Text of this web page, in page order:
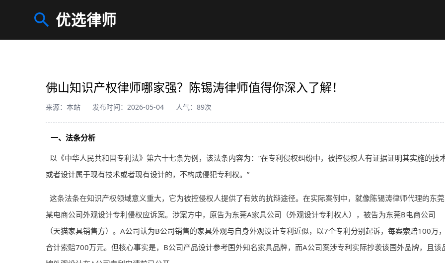
优选律师
佛山知识产权律师哪家强？陈锡涛律师值得你深入了解！
来源：本站 发布时间：2026-05-04 人气：89次
一、法条分析
以《中华人民共和国专利法》第六十七条为例，该法条内容为：“在专利侵权纠纷中，被控侵权人有证据证明其实施的技
或者设计属于现有技术或者现有设计的，不构成侵犯专利权。”
这条法条在知识产权领域意义重大，它为被控侵权人提供了有效的抗辩途径。在实际案例中，就像陈锡涛律师代理的东莞
某电商公司外观设计专利侵权应诉案。涉案方中，原告为东莞A家具公司（外观设计专利权人），被告为东莞B电商公司
（天猫家具销售方）。A公司认为B公司销售的家具外观与自身外观设计专利近似，以7个专利分别起诉，每案索赔100万，
合计索赔700万元。但核心事实是，B公司产品设计参考国外知名家具品牌，而A公司案涉专利实际抄袭该国外品牌，且该